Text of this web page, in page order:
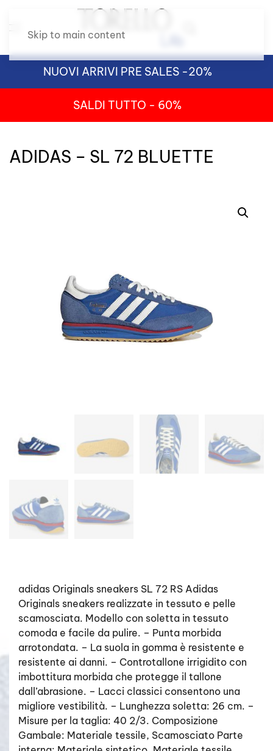
Skip to main content
NUOVI ARRIVI PRE SALES -20%
SALDI TUTTO - 60%
ADIDAS – SL 72 BLUETTE
adidas Originals sneakers SL 72 RS Adidas
Originals sneakers realizzate in tessuto e pelle
scamosciata. Modello con soletta in tessuto
comoda e facile da pulire. – Punta morbida
arrotondata. – La suola in gomma è resistente e
resistente ai danni. – Controtallone irrigidito con
imbottitura morbida che protegge il tallone
dall’abrasione. – Lacci classici consentono una
migliore vestibilità. – Lunghezza soletta: 26 cm. –
Misure per la taglia: 40 2/3. Composizione
Gambale: Materiale tessile, Scamosciato Parte